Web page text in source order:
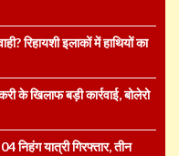
रिहायशी इलाकों में हाथियों का
के खिलाफ बड़ी कार्रवाई, बोलेरो
निहंग यात्री गिरफ्तार, तीन